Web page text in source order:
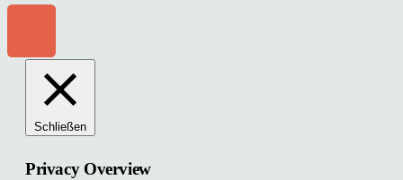
Schließen
Privacy Overview